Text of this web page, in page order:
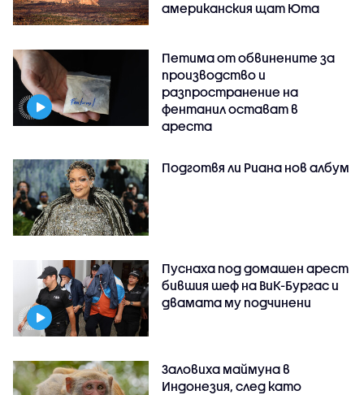
американския щат Юта
Петима от обвинените за
производство и
разпространение на
фентанил остават в
ареста
Подготвя ли Риана нов албум
Пуснаха под домашен арест
бившия шеф на ВиК-Бургас и
двамата му подчинени
Заловиха маймуна в
Индонезия, след като